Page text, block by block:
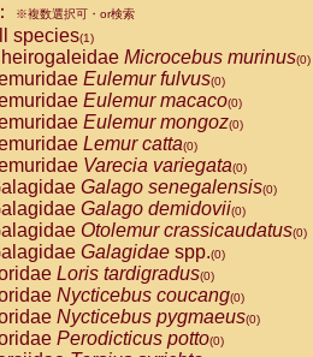
Cebus nigrivittatus
Cebus
Saimiri boliviensis(0)
Saimiri sciureus(0)
Alouatta caraya(0)
Alouatta fusca(0)
Alouatta seniculus
Alouattaspp.(0)
Ateles belzebuth(0)
Ateles geoffroyi(0)
Ateles paniscus(0)
Atelesspp.(0)
Lagothrix lagothricha
Lagothrix lagothricha cana
Cacajao calvus
Callicebus cupreus
※複数選択可・or検索
species(1)
Microcebus murinus(0)
Eulemur fulvus(0)
Eulemur macaco(0)
Eulemur mongoz(0)
Lemur catta(0)
Varecia variegata(0)
Galago senegalensis(0)
Galago demidovii(0)
Otolemur crassicaudatus(0)
Galagidae spp.(0)
Loris tardigradus(0)
Nycticebus coucang(0)
Nycticebus pygmaeus(0)
Perodicticus potto(0)